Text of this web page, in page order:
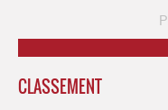
CLASSEMENT